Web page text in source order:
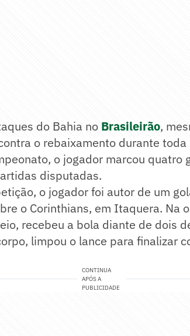
do Bahia no Brasileirão,
o rebaixamento durante
o jogador marcou quatro
disputadas.
o jogador foi autor de um
o Corinthians, em Itaquera. Na
recebeu a bola diante de dois
limpou o lance para finalizar
CONTINUA
APÓS A
PUBLICIDADE